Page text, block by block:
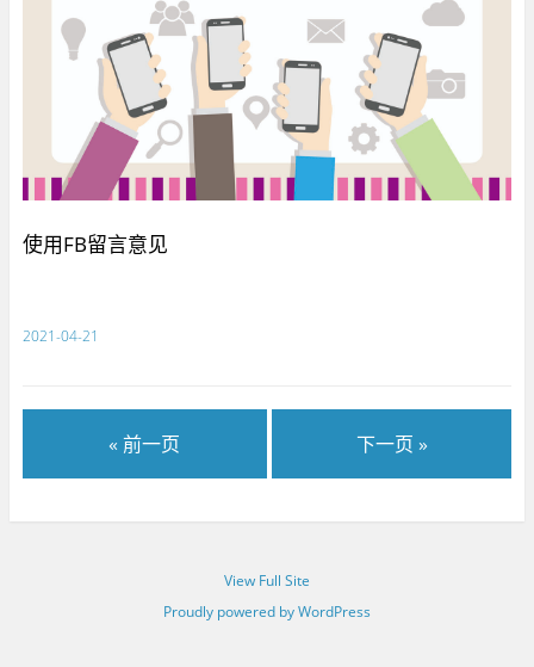
使用FB留言意见
2021-04-21
« 前一页 下一页 »
View Full Site
Proudly powered by WordPress